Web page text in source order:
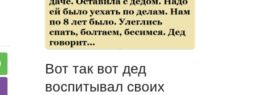
Вот так вот дед
воспитывал своих